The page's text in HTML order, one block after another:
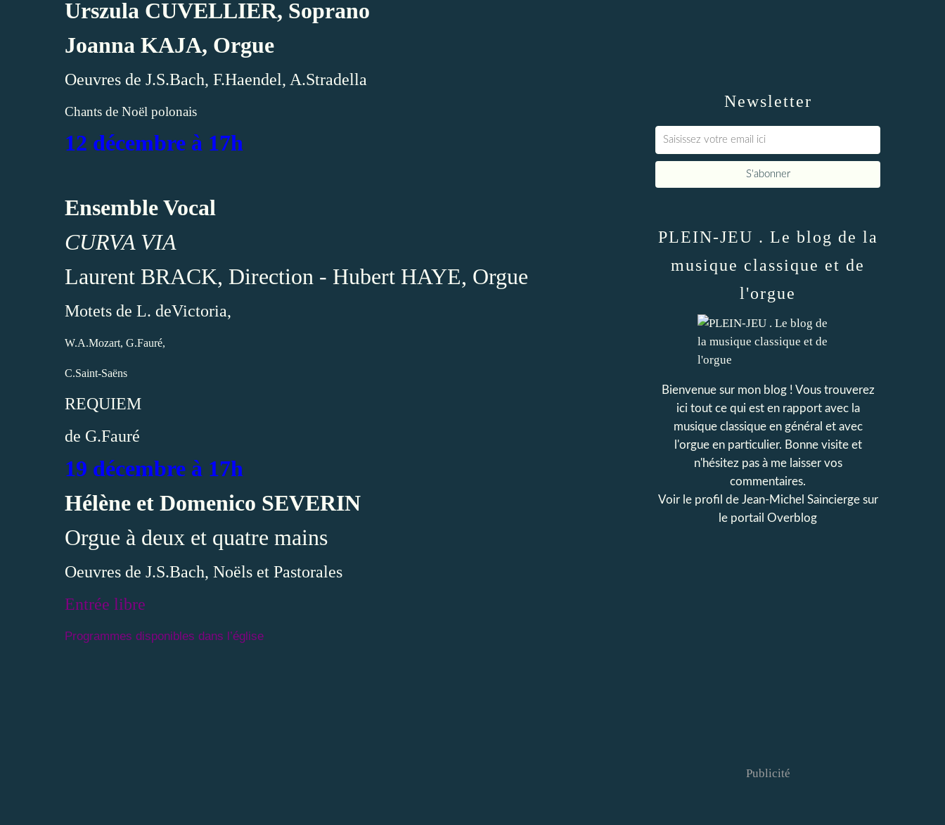
Urszula CUVELLIER, Soprano
Joanna KAJA, Orgue
Oeuvres de J.S.Bach, F.Haendel, A.Stradella
Chants de Noël polonais
12 décembre à 17h
Ensemble Vocal
CURVA VIA
Laurent BRACK, Direction - Hubert HAYE, Orgue
Motets de L. deVictoria,
W.A.Mozart, G.Fauré,
C.Saint-Saëns
REQUIEM
de G.Fauré
19 décembre à 17h
Hélène et Domenico SEVERIN
Orgue à deux et quatre mains
Oeuvres de J.S.Bach, Noëls et Pastorales
Entrée libre
Programmes disponibles dans l’église
Newsletter
PLEIN-JEU . Le blog de la
musique classique et de
l'orgue
Bienvenue sur mon blog ! Vous trouverez
ici tout ce qui est en rapport avec la
musique classique en général et avec
l'orgue en particulier. Bonne visite et
n'hésitez pas à me laisser vos
commentaires.
Voir le profil de Jean-Michel Sainciergesur
le portail Overblog
Publicité